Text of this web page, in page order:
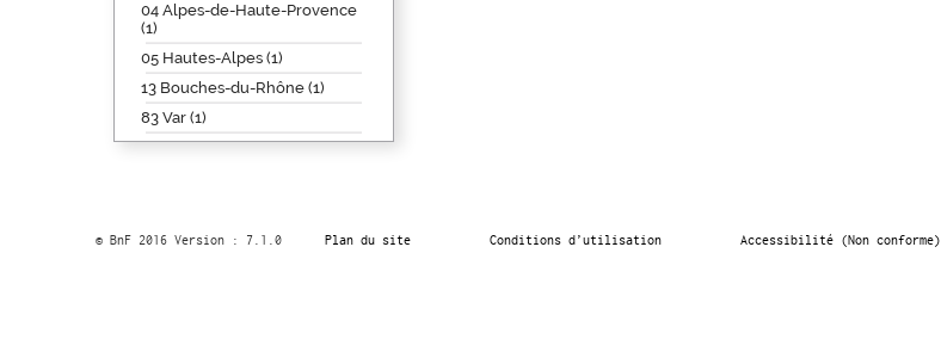
04 Alpes-de-Haute-Provence
(1)
05 Hautes-Alpes (1)
13 Bouches-du-Rhône (1)
83 Var (1)
© BnF 2016 Version : 7.1.0 Plan du site Conditions d’utilisation Accessibilité (Non conforme)